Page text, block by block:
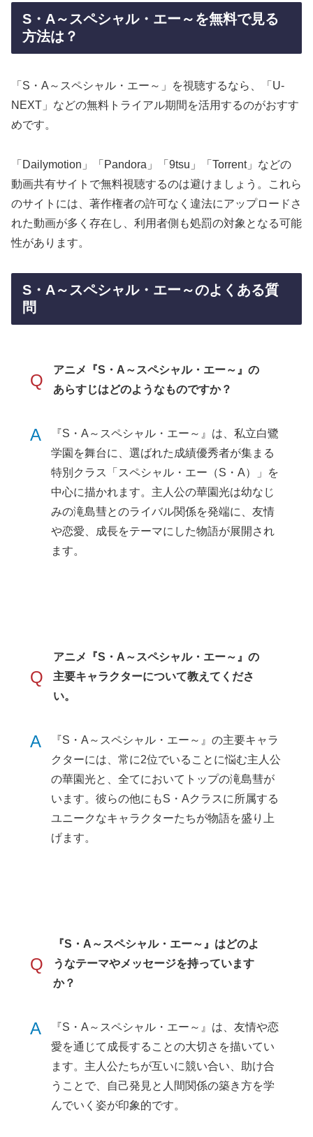
S・A～スペシャル・エー～を無料で見る
方法は？
「S・A～スペシャル・エー～」を視聴するなら、「U-
NEXT」などの無料トライアル期間を活用するのがおすす
めです。
「Dailymotion」「Pandora」「9tsu」「Torrent」などの
動画共有サイトで無料視聴するのは避けましょう。これら
のサイトには、著作権者の許可なく違法にアップロードさ
れた動画が多く存在し、利用者側も処罰の対象となる可能
性があります。
S・A～スペシャル・エー～のよくある質
問
Q
アニメ『S・A～スペシャル・エー～』の
あらすじはどのようなものですか？
A
『S・A～スペシャル・エー～』は、私立白鷺
学園を舞台に、選ばれた成績優秀者が集まる
特別クラス「スペシャル・エー（S・A）」を
中心に描かれます。主人公の華園光は幼なじ
みの滝島彗とのライバル関係を発端に、友情
や恋愛、成長をテーマにした物語が展開され
ます。
Q
アニメ『S・A～スペシャル・エー～』の
主要キャラクターについて教えてくださ
い。
A
『S・A～スペシャル・エー～』の主要キャラ
クターには、常に2位でいることに悩む主人公
の華園光と、全てにおいてトップの滝島彗が
います。彼らの他にもS・Aクラスに所属する
ユニークなキャラクターたちが物語を盛り上
げます。
Q
『S・A～スペシャル・エー～』はどのよ
うなテーマやメッセージを持っています
か？
A
『S・A～スペシャル・エー～』は、友情や恋
愛を通じて成長することの大切さを描いてい
ます。主人公たちが互いに競い合い、助け合
うことで、自己発見と人間関係の築き方を学
んでいく姿が印象的です。